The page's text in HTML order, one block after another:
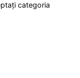
categoria